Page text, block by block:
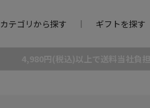
カテゴリから探す ギフトを探す
4,980円(税込)以上で送料当社負担